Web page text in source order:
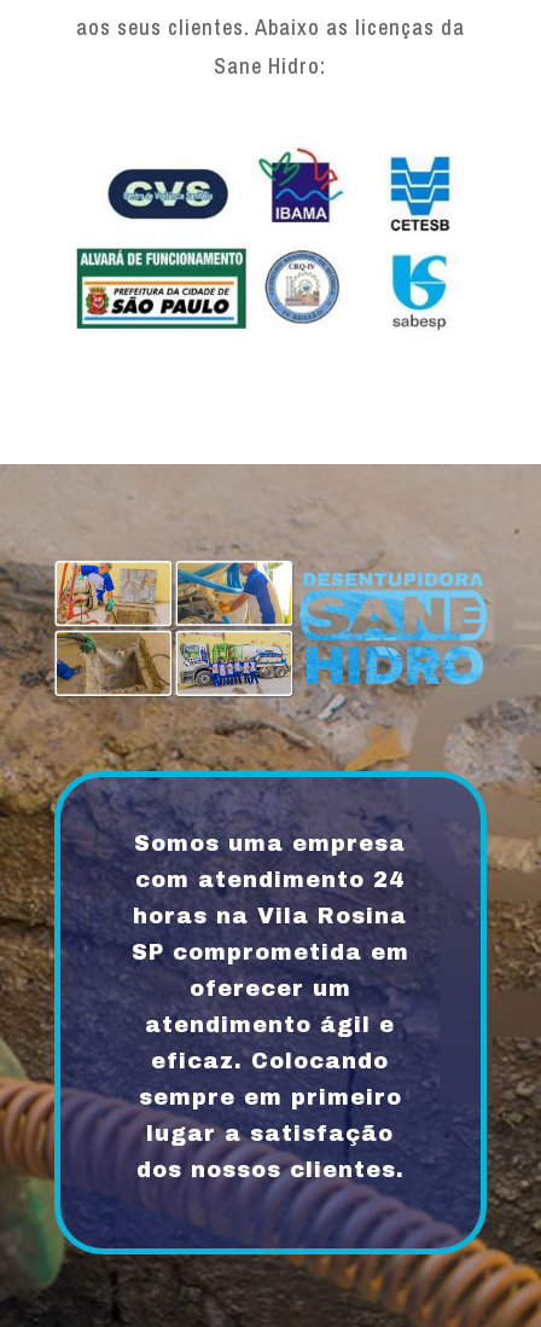
aos seus clientes. Abaixo as licenças da
Sane Hidro:
Somos uma empresa
com atendimento 24
horas na Vila Rosina
SP comprometida em
oferecer um
atendimento ágil e
eficaz. Colocando
sempre em primeiro
lugar a satisfação
dos nossos clientes.